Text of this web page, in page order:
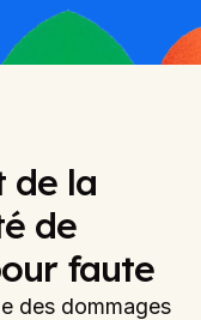
de la
de
faute
des dommages